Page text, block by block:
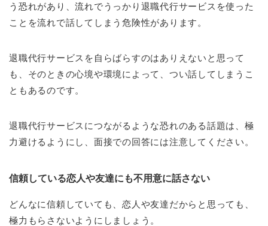
う恐れがあり、流れでうっかり退職代行サービスを使った
ことを流れで話してしまう危険性があります。
退職代行サービスを自らばらすのはありえないと思って
も、そのときの心境や環境によって、つい話してしまうこ
ともあるのです。
退職代行サービスにつながるような恐れのある話題は、極
力避けるようにし、面接での回答には注意してください。
信頼している恋人や友達にも不用意に話さない
どんなに信頼していても、恋人や友達だからと思っても、
極力もらさないようにしましょう。